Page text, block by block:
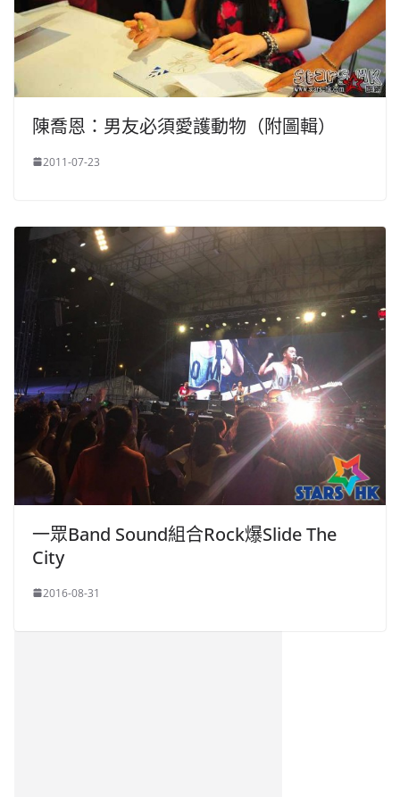
陳喬恩：男友必須愛護動物（附圖輯）
2011-07-23
一眾Band Sound組合Rock爆Slide The
City
2016-08-31